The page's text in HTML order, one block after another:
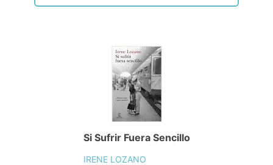
Si Sufrir Fuera Sencillo
IRENE LOZANO